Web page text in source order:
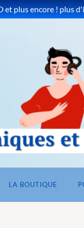
et plus encore ! plus
LA BOUTIQUE